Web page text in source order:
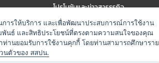
โปรโมชันและข่าวสารธุรกิจ
แพ็กเกจ
แคมเปญ
ารให้บริการ และเพื่อพัฒนาประสบการณ์การใช้งาน
พันธ์ และสิทธิประโยชน์ที่ตรงตามความสนใจของคุณ
นยอมรับการใช้งานคุกกี้ โดยท่านสามารถศึกษาราย
นตัวของ สสปน.